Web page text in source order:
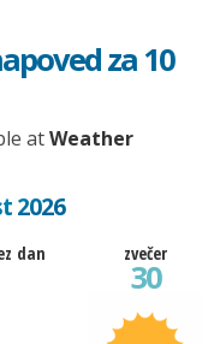
za 10
atWeather
2026
dan zvečer
30